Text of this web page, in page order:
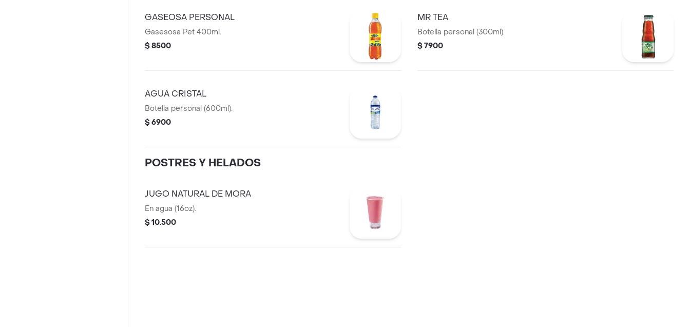
GASEOSA PERSONAL
Gasesosa Pet 400ml.
$ 8500
MR TEA
Botella personal (300ml).
$ 7900
AGUA CRISTAL
Botella personal (600ml).
$ 6900
POSTRES Y HELADOS
JUGO NATURAL DE MORA
En agua (16oz).
$ 10.500